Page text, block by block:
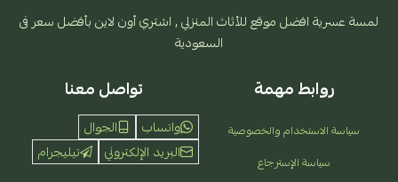
لمسة عسرية افضل موقع للأثاث المنزلي , اشتري أون لاين بأفضل سعر فى
السعودية
روابط مهمة
سياسة الاستخدام والخصوصية
سياسة الإسترجاع
تواصل معنا
واتساب
الجوال
البريد الإلكتروني
تيليجرام